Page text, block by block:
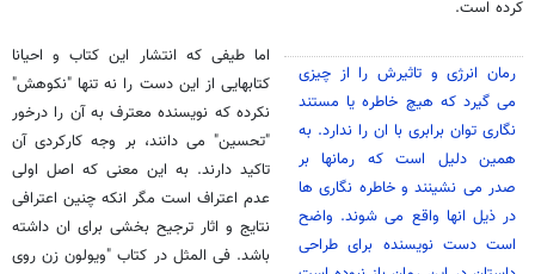
کرده است.
رمان انرژی و تاثیرش را از چیزی
می گیرد که هیچ خاطره یا مستند
نگاری توان برابری با ان را ندارد. به
همین دلیل است که رمانها بر
صدر می نشینند و خاطره نگاری ها
در ذیل انها واقع می شوند. واضح
است دست نویسنده برای طراحی
اما طیفی که انتشار این کتاب و احیانا
کتابهایی از این دست را نه تنها "نکوهش"
نکرده که نویسنده معترف به آن را درخور
"تحسین" می دانند، بر وجه کارکردی آن
تاکید دارند. به این معنی که اصل اولی
عدم اعتراف است مگر انکه چنین اعترافی
نتایج و اثار ترجیح بخشی برای ان داشته
باشد. فی المثل در کتاب "ویولون زن روی